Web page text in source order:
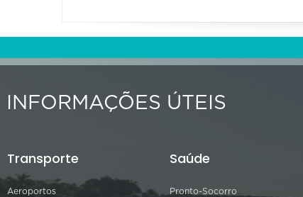
INFORMAÇÕES ÚTEIS
Transporte
Aeroportos
Saúde
Pronto-Socorro